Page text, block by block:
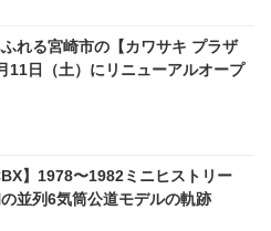
れる宮崎市の【カワサキ プラザ
11日（土）にリニューアルオープ
】1978〜1982ミニヒストリー
の並列6気筒公道モデルの軌跡